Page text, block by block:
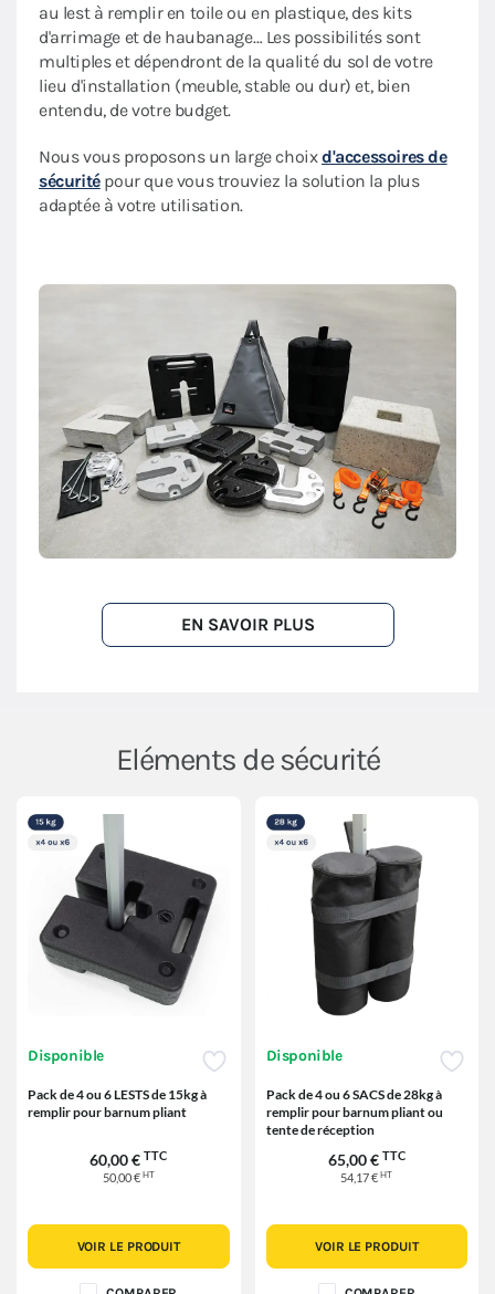
au lest à remplir en toile ou en plastique, des kits
d'arrimage et de haubanage… Les possibilités sont
multiples et dépendront de la qualité du sol de votre
lieu d'installation (meuble, stable ou dur) et, bien
entendu, de votre budget.
Nous vous proposons un large choixd'accessoires de
sécuritépour que vous trouviez la solution la plus
adaptée à votre utilisation.
EN SAVOIR PLUS
Eléments de sécurité
Disponible
Pack de 4 ou 6 LESTS de 15kg à
remplir pour barnum pliant
60,00 € TTC
50,00 € HT
VOIR LE PRODUIT
Disponible
Pack de 4 ou 6 SACS de 28kg à
remplir pour barnum pliant ou
tente de réception
65,00 € TTC
54,17 €HT
VOIR LE PRODUIT